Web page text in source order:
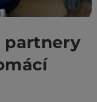
partnery